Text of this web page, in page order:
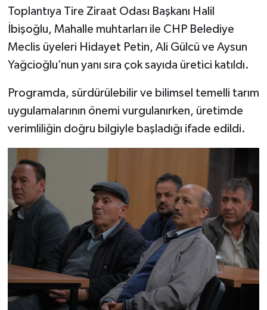
Toplantıya Tire Ziraat Odası Başkanı Halil
İbişoğlu, Mahalle muhtarları ile CHP Belediye
Meclis üyeleri Hidayet Petin, Ali Gülcü ve Aysun
Yağcioğlu’nun yanı sıra çok sayıda üretici katıldı.
Programda, sürdürülebilir ve bilimsel temelli tarım
uygulamalarının önemi vurgulanırken, üretimde
verimliliğin doğru bilgiyle başladığı ifade edildi.